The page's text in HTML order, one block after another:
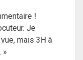
!
Je
mais 3H à
»